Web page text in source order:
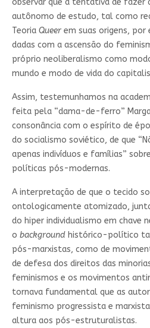
observar que a tentativa de fazer
autônomo de estudo, tal como
Teoria Queerem suas origens, por
dadas com a ascensão do
próprio neoliberalismo como
mundo e modo de vida do
Assim, testemunhamos na
feita pela “dama-de-ferro”
consonância com o espírito de
do socialismo soviético, de que
apenas indivíduos e famílias”
políticas pós-modernas.
A interpretação de que o tecido
ontologicamente atomizado,
do hiper individualismo em chave
o backgroundhistórico-político
pós-marxistas, como de
de defesa dos direitos das
feminismos e os movimentos
tornava fundamental que as
feminismo progressista e
altura aos pós-estruturalistas.